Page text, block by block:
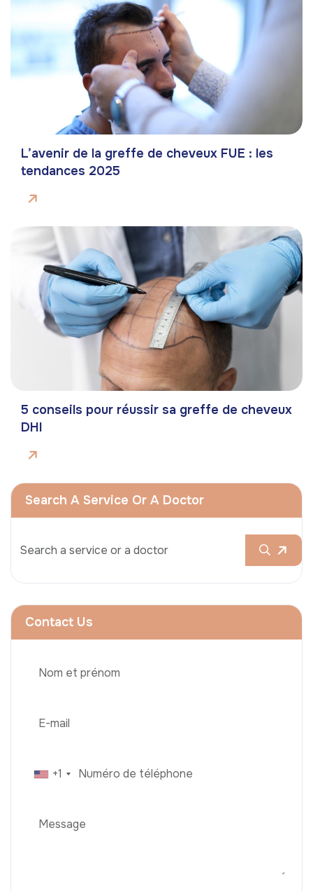
L’avenir de la greffe de cheveux FUE : les
tendances 2025
5 conseils pour réussir sa greffe de cheveux
DHI
Search A Service Or A Doctor
Contact Us
+1